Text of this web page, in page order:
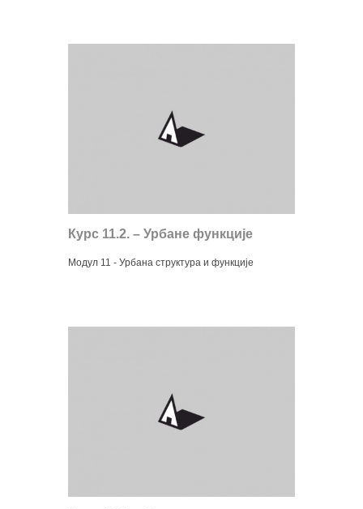
Курс 11.2. – Урбане функције
Модул 11 - Урбана структура и функције